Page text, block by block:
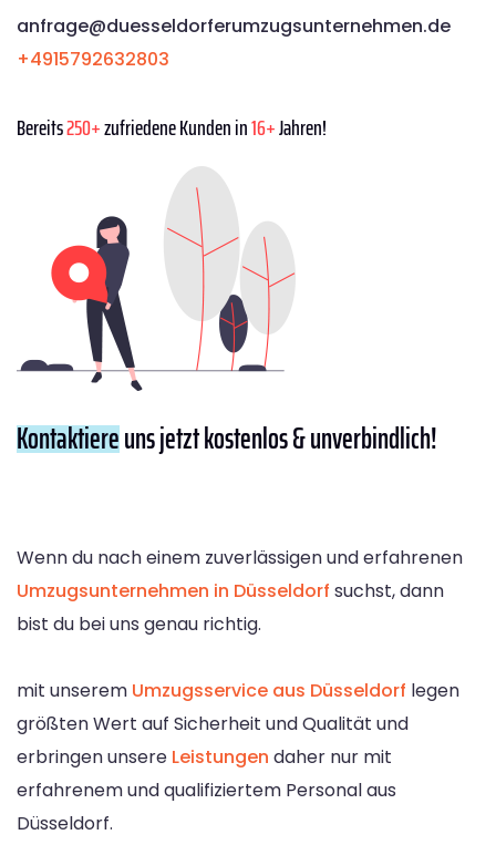
anfrage@duesseldorferumzugsunternehmen.de
+4915792632803
Bereits250+zufriedene Kunden in16+Jahren!
Kontaktiereuns jetzt kostenlos & unverbindlich!
Wenn du nach einem zuverlässigen und erfahrenen
Umzugsunternehmen in Düsseldorf suchst, dann
bist du bei uns genau richtig.
mit unserem Umzugsservice aus Düsseldorf legen
größten Wert auf Sicherheit und Qualität und
erbringen unsere Leistungen daher nur mit
erfahrenem und qualifiziertem Personal aus
Düsseldorf.